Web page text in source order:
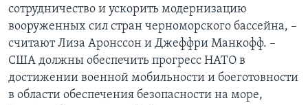
сотрудничество и ускорить модернизацию
вооруженных сил стран черноморского бассейна, –
считают Лиза Аронссон и Джеффри Манкофф. –
США должны обеспечить прогресс НАТО в
достижении военной мобильности и боеготовности
в области обеспечения безопасности на море,